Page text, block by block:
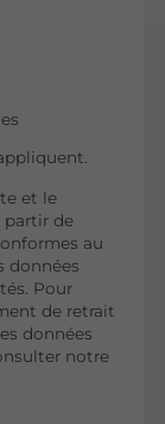
et le
partir de
au
données
Pour
de retrait
données
notre